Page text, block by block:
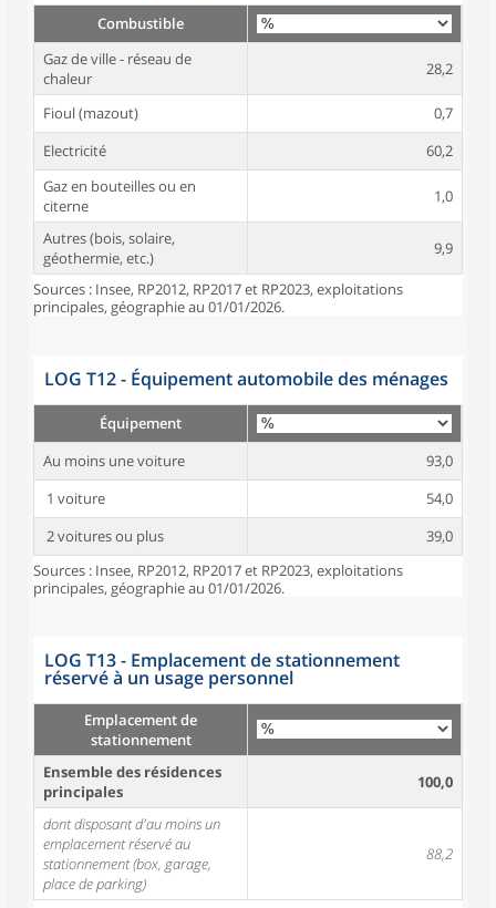
Combustible
Gaz de ville - réseau de
chaleur
28,2
Fioul (mazout)
0,7
Electricité
60,2
Gaz en bouteilles ou en
citerne
1,0
Autres (bois, solaire,
géothermie, etc.)
9,9
Sources : Insee, RP2012, RP2017 et RP2023, exploitations
principales, géographie au 01/01/2026.
LOG T12 - Équipement automobile des ménages
Équipement
Au moins une voiture
93,0
1 voiture
54,0
2 voitures ou plus
39,0
Sources : Insee, RP2012, RP2017 et RP2023, exploitations
principales, géographie au 01/01/2026.
LOG T13 - Emplacement de stationnement
réservé à un usage personnel
Emplacement de
stationnement
Ensemble des résidences
principales
100,0
dont disposant d'au moins un
emplacement réservé au
stationnement (box, garage,
place de parking)
88,2